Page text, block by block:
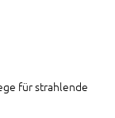
für strahlende